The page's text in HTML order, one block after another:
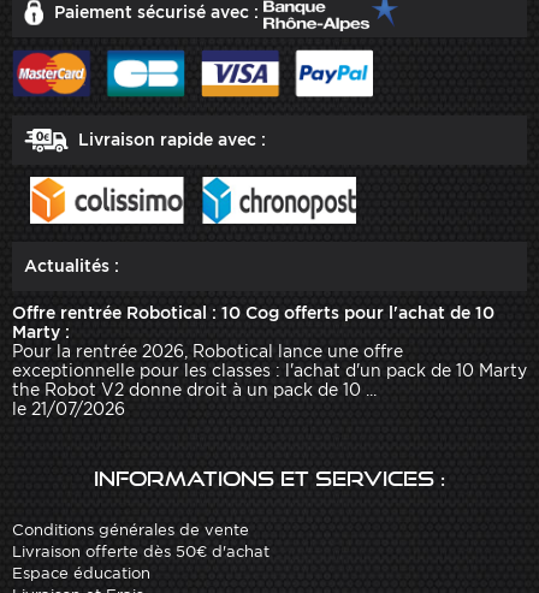
Paiement sécurisé avec :
Livraison rapide avec :
Actualités :
Offre rentrée Robotical : 10 Cog offerts pour l'achat de 10
Marty :
Pour la rentrée 2026, Robotical lance une offre
exceptionnelle pour les classes : l'achat d'un pack de 10 Marty
the Robot V2 donne droit à un pack de 10 ...
le 21/07/2026
Informations et services :
Conditions générales de vente
Livraison offerte dès 50€ d'achat
Espace éducation